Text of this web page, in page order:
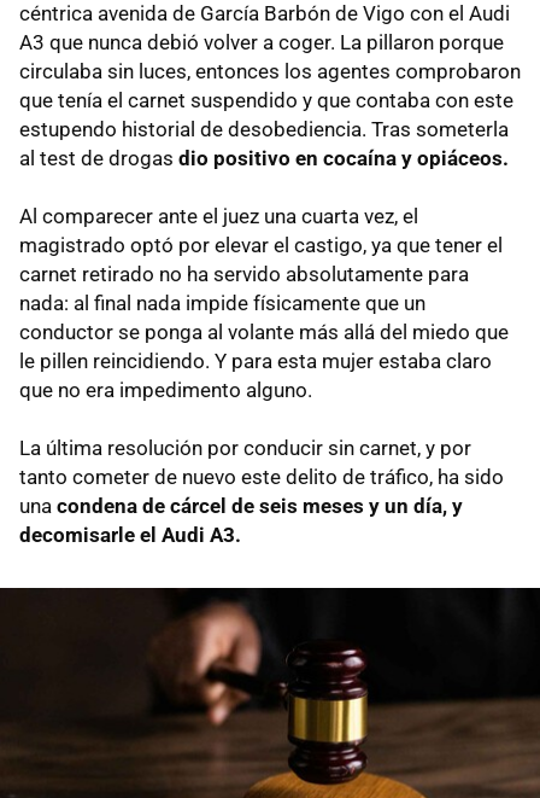
céntrica avenida de García Barbón de Vigo con el Audi
A3 que nunca debió volver a coger. La pillaron porque
circulaba sin luces, entonces los agentes comprobaron
que tenía el carnet suspendido y que contaba con este
estupendo historial de desobediencia. Tras someterla
al test de drogas dio positivo en cocaína y opiáceos.
Al comparecer ante el juez una cuarta vez, el
magistrado optó por elevar el castigo, ya que tener el
carnet retirado no ha servido absolutamente para
nada: al final nada impide físicamente que un
conductor se ponga al volante más allá del miedo que
le pillen reincidiendo. Y para esta mujer estaba claro
que no era impedimento alguno.
La última resolución por conducir sin carnet, y por
tanto cometer de nuevo este delito de tráfico, ha sido
una condena de cárcel de seis meses y un día, y
decomisarle el Audi A3.